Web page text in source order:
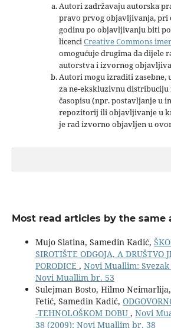
Autori zadržavaju autorska
pravo prvog objavljivanja, pri
godinu po objavljivanju biti
licenciCreative Commons
omogućuje drugima da dijele
autorstva i izvornog
Autori mogu izraditi zasebne,
za ne-ekskluzivnu distribuciju
časopisu (npr. postavljanje u
repozitorij ili objavljivanje u
je rad izvorno objavljen u
Most read articles by the same
Mujo Slatina, Samedin Kadić,
SIROTIŠTE ODGOJA, A DRUŠTVO
PORODICE , Novi Muallim: Svezak
Novi Muallim br. 53
Sulejman Bosto, Hilmo
Fetić, Samedin Kadić,
-TEHNOLOŠKOM DOBU , Novi
38 (2009): Novi Muallim br. 38